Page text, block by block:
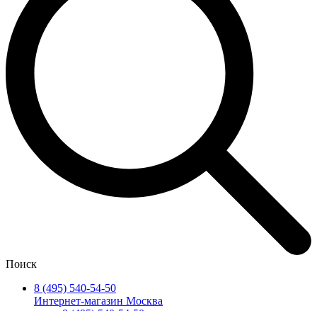
Поиск
8 (495) 540-54-50
Интернет-магазин Москва